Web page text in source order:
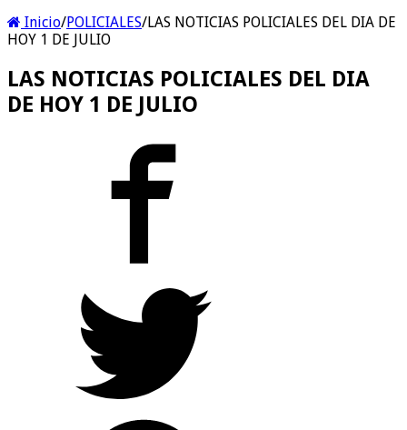
Inicio/POLICIALES/LAS NOTICIAS POLICIALES DEL DIA DE
HOY 1 DE JULIO
LAS NOTICIAS POLICIALES DEL DIA
DE HOY 1 DE JULIO